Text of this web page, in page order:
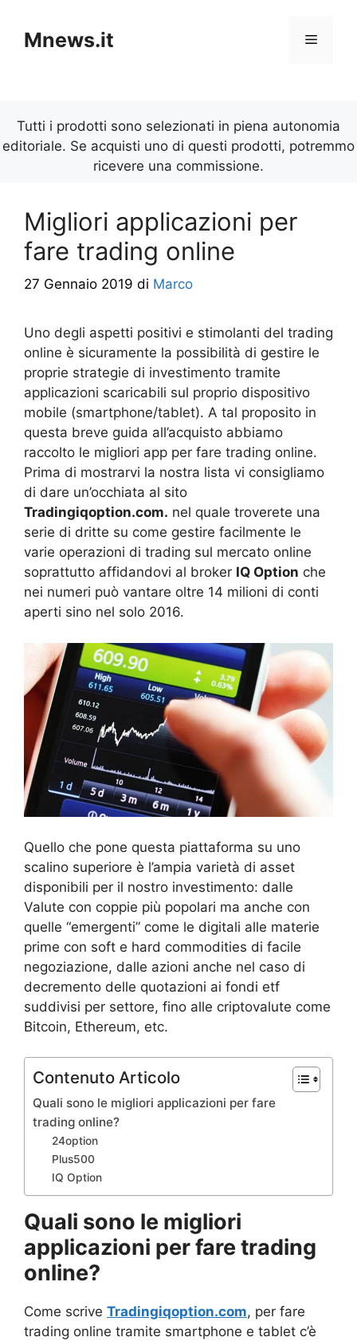
contenuto
Mnews.it Menu
Tutti i prodotti sono selezionati in piena autonomia
editoriale. Se acquisti uno di questi prodotti, potremmo
ricevere una commissione.
Migliori applicazioni per
fare trading online
27 Gennaio 2019 di Marco
Uno degli aspetti positivi e stimolanti del trading
online è sicuramente la possibilità di gestire le
proprie strategie di investimento tramite
applicazioni scaricabili sul proprio dispositivo
mobile (smartphone/tablet). A tal proposito in
questa breve guida all’acquisto abbiamo
raccolto le migliori app per fare trading online.
Prima di mostrarvi la nostra lista vi consigliamo
di dare un’occhiata al sito
Tradingiqoption.com. nel quale troverete una
serie di dritte su come gestire facilmente le
varie operazioni di trading sul mercato online
soprattutto affidandovi al broker IQ Option che
nei numeri può vantare oltre 14 milioni di conti
aperti sino nel solo 2016.
Quello che pone questa piattaforma su uno
scalino superiore è l’ampia varietà di asset
disponibili per il nostro investimento: dalle
Valute con coppie più popolari ma anche con
quelle “emergenti” come le digitali alle materie
prime con soft e hard commodities di facile
negoziazione, dalle azioni anche nel caso di
decremento delle quotazioni ai fondi etf
suddivisi per settore, fino alle criptovalute come
Bitcoin, Ethereum, etc.
Contenuto Articolo
Quali sono le migliori applicazioni per fare
trading online?
24option
Plus500
IQ Option
Quali sono le migliori
applicazioni per fare trading
online?
Come scrive Tradingiqoption.com, per fare
trading online tramite smartphone e tablet c’è